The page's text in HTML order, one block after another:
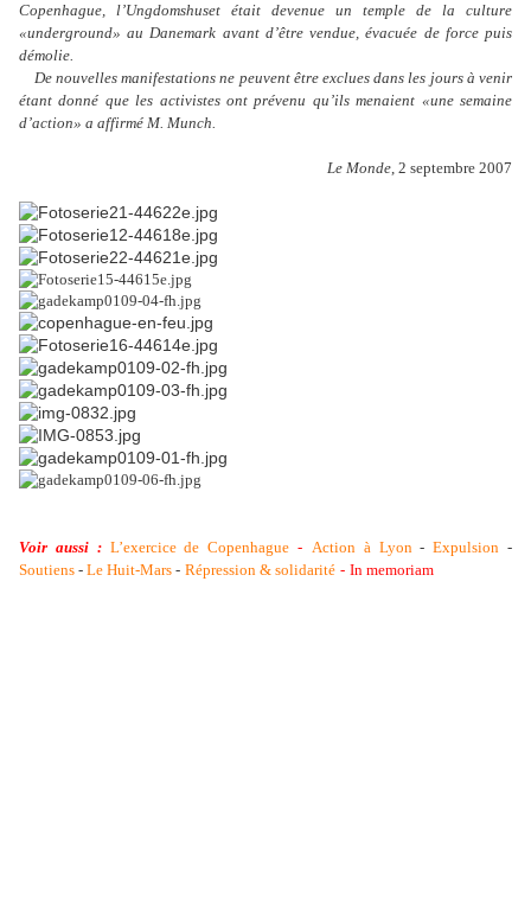
Copenhague, l’Ungdomshuset était devenue un temple de la culture
«underground» au Danemark avant d’être vendue, évacuée de force puis
démolie.
De nouvelles manifestations ne peuvent être exclues dans les jours à venir
étant donné que les activistes ont prévenu qu’ils menaient «une semaine
d’action» a affirmé M. Munch.
Le Monde, 2 septembre 2007
Voir aussi : L’exercice de Copenhague - Action à Lyon-Expulsion -
Soutiens - Le Huit-Mars - Répression & solidarité - In memoriam